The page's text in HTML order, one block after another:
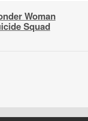
Woman
Squad